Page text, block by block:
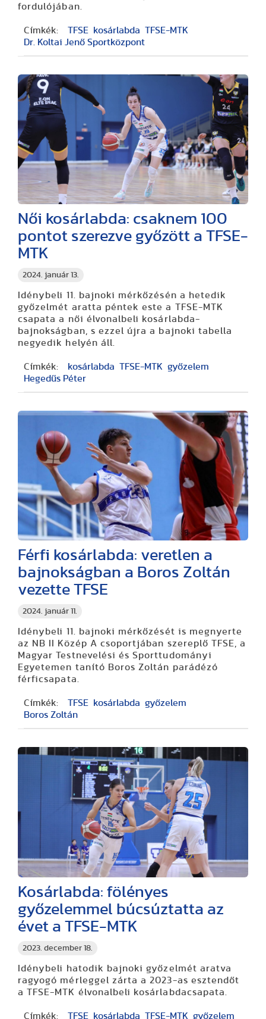
fordulójában.
Címkék: TFSE kosárlabda TFSE-MTK
Dr. Koltai Jenő Sportközpont
2024. január 13.
Női kosárlabda: csaknem 100
pontot szerezve győzött a TFSE-
MTK
Idénybeli 11. bajnoki mérkőzésén a hetedik
győzelmét aratta péntek este a TFSE-MTK
csapata a női élvonalbeli kosárlabda-
bajnokságban, s ezzel újra a bajnoki tabella
negyedik helyén áll.
Címkék: kosárlabda TFSE-MTK győzelem
Hegedűs Péter
2024. január 11.
Férfi kosárlabda: veretlen a
bajnokságban a Boros Zoltán
vezette TFSE
Idénybeli 11. bajnoki mérkőzését is megnyerte
az NB II Közép A csoportjában szereplő TFSE, a
Magyar Testnevelési és Sporttudományi
Egyetemen tanító Boros Zoltán parádézó
férficsapata.
Címkék: TFSE kosárlabda győzelem
Boros Zoltán
2023. december 18.
Kosárlabda: fölényes
győzelemmel búcsúztatta az
évet a TFSE-MTK
Idénybeli hatodik bajnoki győzelmét aratva
ragyogó mérleggel zárta a 2023-as esztendőt
a TFSE-MTK élvonalbeli kosárlabdacsapata.
Címkék: TFSE kosárlabda TFSE-MTK győzelem